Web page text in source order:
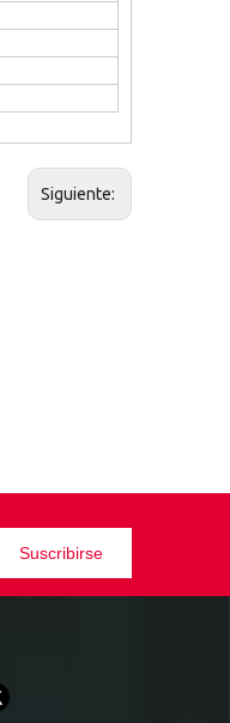
Siguiente:
Suscribirse